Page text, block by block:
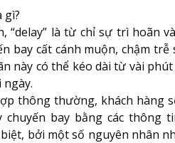
gì?
“delay” là từ chỉ sự trì hoãn
bay cất cánh muộn, chậm
này có thể kéo dài từ vài
ngày.
thông thường, khách hàng
chuyến bay bằng các
bởi một số nguyên nhân